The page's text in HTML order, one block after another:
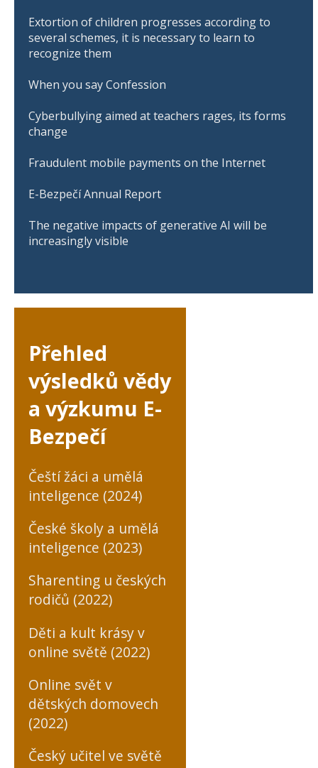
Extortion of children progresses according to
several schemes, it is necessary to learn to
recognize them
When you say Confession
Cyberbullying aimed at teachers rages, its forms
change
Fraudulent mobile payments on the Internet
E-Bezpečí Annual Report
The negative impacts of generative AI will be
increasingly visible
Přehled
výsledků vědy
a výzkumu E-
Bezpečí
Čeští žáci a umělá
inteligence (2024)
České školy a umělá
inteligence (2023)
Sharenting u českých
rodičů (2022)
Děti a kult krásy v
online světě (2022)
Online svět v
dětských domovech
(2022)
Český učitel ve světě